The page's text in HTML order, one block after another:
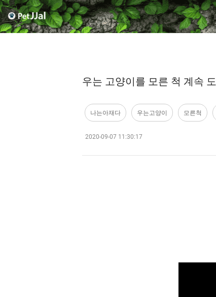
우는 고양이를 모른 척 계속
나는아재다 우는고양이 모른척
2020-09-07 11:30:17